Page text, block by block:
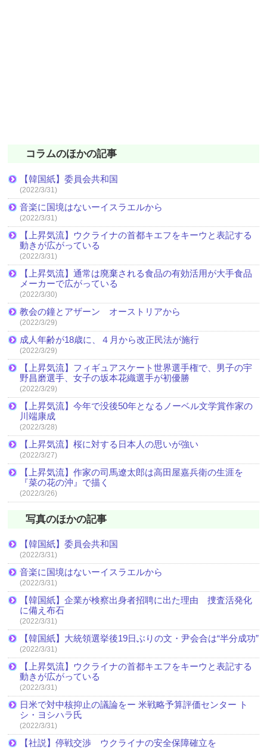
コラムのほかの記事
【韓国紙】委員会共和国
(2022/3/31)
音楽に国境はないーイスラエルから
(2022/3/31)
【上昇気流】ウクライナの首都キエフをキーウと表記する
動きが広がっている
(2022/3/31)
【上昇気流】通常は廃棄される食品の有効活用が大手食品
メーカーで広がっている
(2022/3/30)
教会の鐘とアザーン オーストリアから
(2022/3/29)
成人年齢が18歳に、４月から改正民法が施行
(2022/3/29)
【上昇気流】フィギュアスケート世界選手権で、男子の宇
野昌磨選手、女子の坂本花織選手が初優勝
(2022/3/29)
【上昇気流】今年で没後50年となるノーベル文学賞作家の
川端康成
(2022/3/28)
【上昇気流】桜に対する日本人の思いが強い
(2022/3/27)
【上昇気流】作家の司馬遼太郎は高田屋嘉兵衛の生涯を
『菜の花の沖』で描く
(2022/3/26)
写真のほかの記事
【韓国紙】委員会共和国
(2022/3/31)
音楽に国境はないーイスラエルから
(2022/3/31)
【韓国紙】企業が検察出身者招聘に出た理由 捜査活発化
に備え布石
(2022/3/31)
【韓国紙】大統領選挙後19日ぶりの文・尹会合は“半分成功”
(2022/3/31)
【上昇気流】ウクライナの首都キエフをキーウと表記する
動きが広がっている
(2022/3/31)
日米で対中核抑止の議論をー 米戦略予算評価センター ト
シ・ヨシハラ氏
(2022/3/31)
【社説】停戦交渉 ウクライナの安全保障確立を